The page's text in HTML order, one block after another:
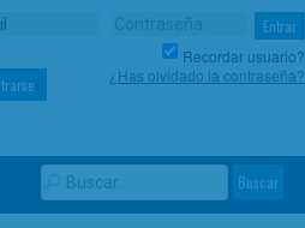
Recordar usuario?
¿Has olvidado la contraseña?